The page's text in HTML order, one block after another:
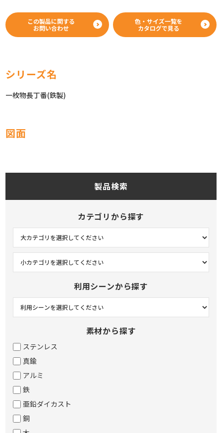
この製品に関する
お問い合わせ
色・サイズ一覧を
カタログで見る
シリーズ名
一枚物長丁番(鉄製)
図面
製品検索
カテゴリから探す
利用シーンから探す
素材から探す
ステンレス
真鍮
アルミ
鉄
亜鉛ダイカスト
銅